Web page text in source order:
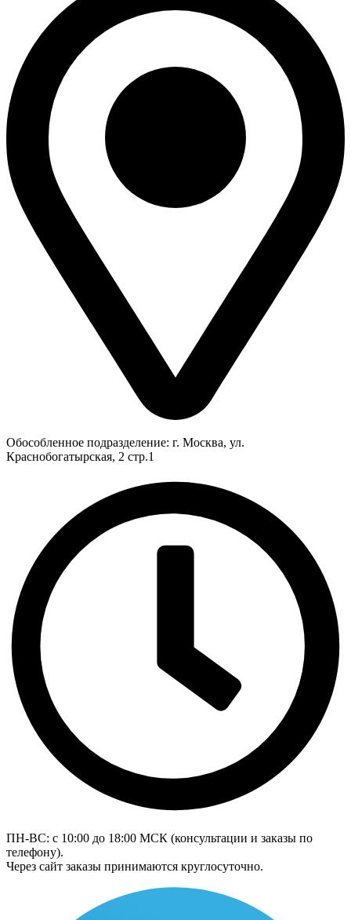
Обособленное подразделение: г. Москва, ул.
Краснобогатырская, 2 стр.1
ПН-ВС: с 10:00 до 18:00 МСК (консультации и заказы по
телефону).
Через сайт заказы принимаются круглосуточно.